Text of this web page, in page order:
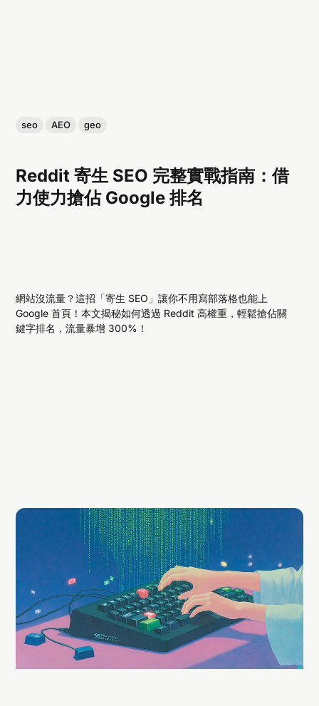
seo AEO geo
Reddit 寄生 SEO 完整實戰指南：借
力使力搶佔 Google 排名
網站沒流量？這招「寄生 SEO」讓你不用寫部落格也能上
Google 首頁！本文揭秘如何透過 Reddit 高權重，輕鬆搶佔關
鍵字排名，流量暴增 300%！